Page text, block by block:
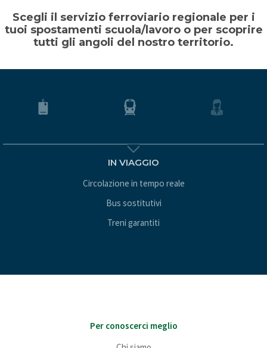
Scegli il servizio ferroviario regionale per i
tuoi spostamenti scuola/lavoro o per scoprire
tutti gli angoli del nostro territorio.
IN VIAGGIO
Circolazione in tempo reale
Bus sostitutivi
Treni garantiti
Per conoscerci meglio